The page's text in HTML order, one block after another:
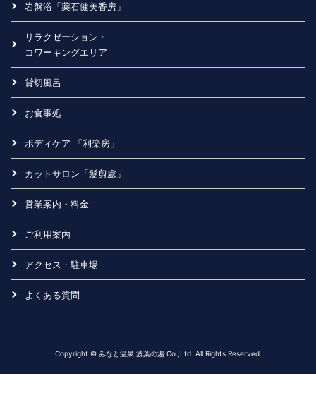
岩盤浴「薬石健美香房」
リラクゼーション・
コワーキングエリア
貸切風呂
お食事処
ボディケア 「利楽房」
カットサロン「髮剪處」
営業案内・料金
ご利用案内
アクセス・駐車場
よくある質問
Copyright © みなと温泉 波葉の湯 Co.,Ltd. All Rights Reserved.